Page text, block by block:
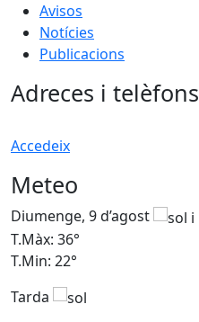
Avisos
Notícies
Publicacions
Adreces i telèfons
Accedeix
Meteo
Diumenge, 9 d’agost
T.Màx: 36°
T.Min: 22°
Tarda